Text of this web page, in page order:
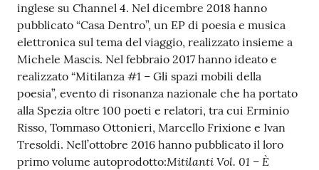
inglese su Channel 4. Nel dicembre 2018 hanno
pubblicato “Casa Dentro”, un EP di poesia e musica
elettronica sul tema del viaggio, realizzato insieme a
Michele Mascis. Nel febbraio 2017 hanno ideato e
realizzato “Mitilanza #1 – Gli spazi mobili della
poesia”, evento di risonanza nazionale che ha portato
alla Spezia oltre 100 poeti e relatori, tra cui Erminio
Risso, Tommaso Ottonieri, Marcello Frixione e Ivan
Tresoldi. Nell’ottobre 2016 hanno pubblicato il loro
primo volume autoprodotto:Mitilanti Vol. 01 – È